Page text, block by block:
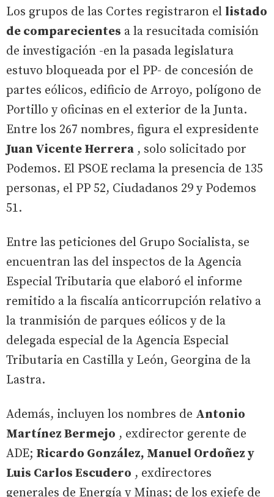
Los grupos de las Cortes registraron el listado
de comparecientes a la resucitada comisión
de investigación -en la pasada legislatura
estuvo bloqueada por el PP- de concesión de
partes eólicos, edificio de Arroyo, polígono de
Portillo y oficinas en el exterior de la Junta.
Entre los 267 nombres, figura el expresidente
Juan Vicente Herrera , solo solicitado por
Podemos. El PSOE reclama la presencia de 135
personas, el PP 52, Ciudadanos 29 y Podemos
51.
Entre las peticiones del Grupo Socialista, se
encuentran las del inspectos de la Agencia
Especial Tributaria que elaboró el informe
remitido a la fiscalía anticorrupción relativo a
la tranmisión de parques eólicos y de la
delegada especial de la Agencia Especial
Tributaria en Castilla y León, Georgina de la
Lastra.
Además, incluyen los nombres de Antonio
Martínez Bermejo , exdirector gerente de
ADE; Ricardo González, Manuel Ordoñez y
Luis Carlos Escudero , exdirectores
generales de Energía y Minas; de los exjefe de